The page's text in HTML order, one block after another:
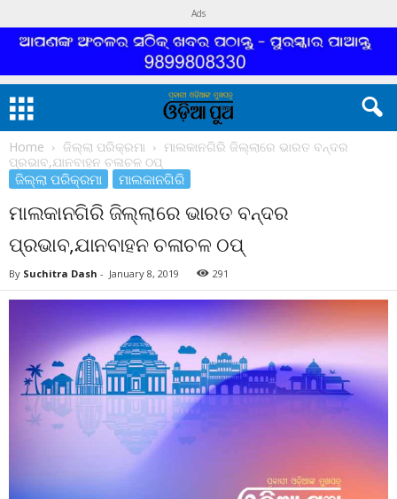
Ads
Home ଜିଲ୍ଲା ପରିକ୍ରମା
ମାଲକାନଗିରି ଜିଲ୍ଲାରେ ଭାରତ ବନ୍ଦର
ପ୍ରଭାବ,ଯାନବାହନ ଚଳାଚଳ ଠପ୍
ଜିଲ୍ଲା ପରିକ୍ରମା ମାଲକାନଗିରି
ମାଲକାନଗିରି ଜିଲ୍ଲାରେ ଭାରତ ବନ୍ଦର
ପ୍ରଭାବ,ଯାନବାହନ ଚଳାଚଳ ଠପ୍
By Suchitra Dash - January 8, 2019 291